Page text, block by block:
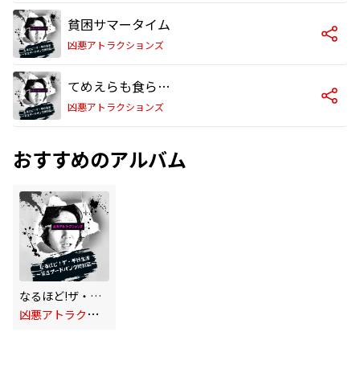
貧困サマータイム
凶悪アトラクションズ
てめえらも食らいなさい!
凶悪アトラクションズ
おすすめのアルバム
なるほど!ザ・平針生活～貧乏フードバンク地獄編～
凶
悪アトラクションズ